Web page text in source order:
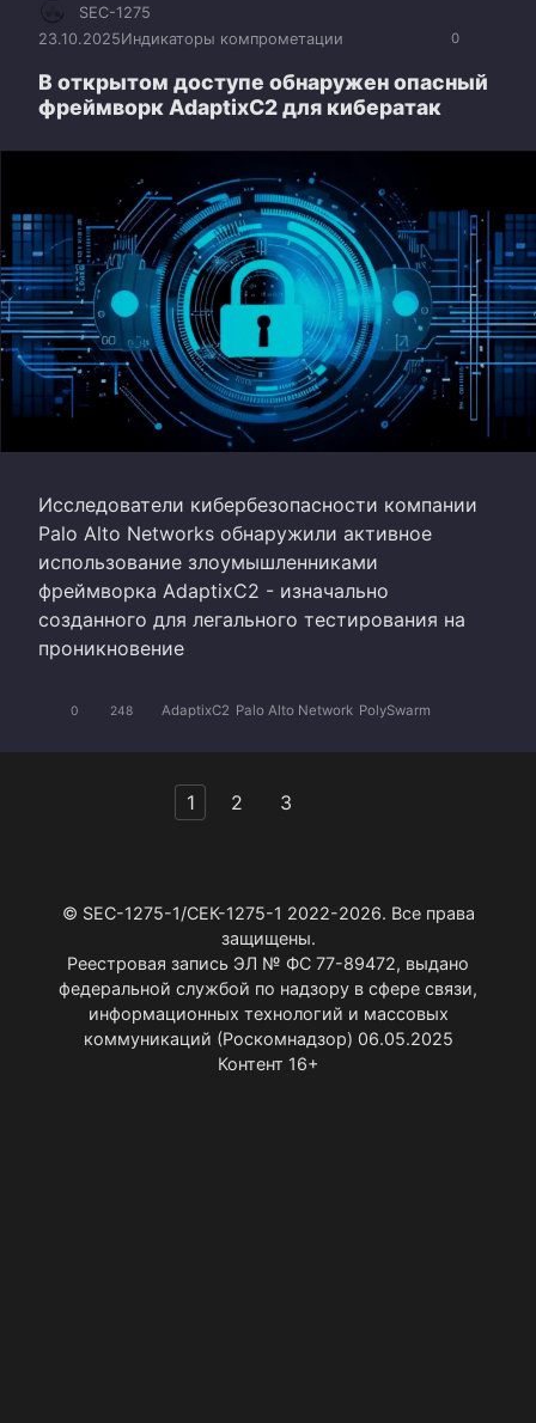
0
SEC-1275
23.10.2025Индикаторы компрометации
В открытом доступе обнаружен опасный
фреймворк AdaptixC2 для кибератак
Исследователи кибербезопасности компании
Palo Alto Networks обнаружили активное
использование злоумышленниками
фреймворка AdaptixC2 - изначально
созданного для легального тестирования на
проникновение
0 248 AdaptixC2 Palo Alto Network PolySwarm
1 2 3
© SEC-1275-1/СЕК-1275-1 2022-2026. Все права
защищены.
Реестровая запись ЭЛ № ФС 77-89472, выдано
федеральной службой по надзору в сфере связи,
информационных технологий и массовых
коммуникаций (Роскомнадзор) 06.05.2025
Контент 16+